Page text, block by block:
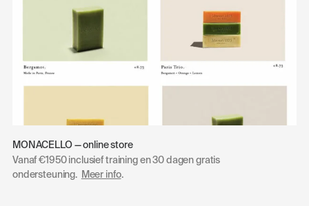
MONACELLO — online store
Vanaf €1950 inclusief training en 30 dagen gratis
ondersteuning.
Meer info.